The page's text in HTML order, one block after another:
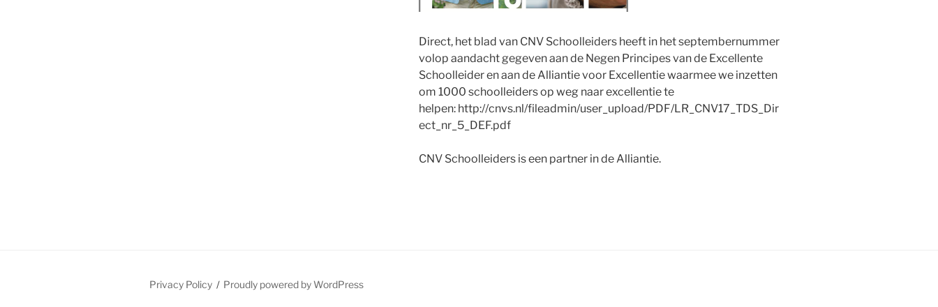
Direct, het blad van CNV Schoolleiders heeft in het septembernummer
volop aandacht gegeven aan de Negen Principes van de Excellente
Schoolleider en aan de Alliantie voor Excellentie waarmee we inzetten
om 1000 schoolleiders op weg naar excellentie te
helpen: http://cnvs.nl/fileadmin/user_upload/PDF/LR_CNV17_TDS_Dir
ect_nr_5_DEF.pdf
CNV Schoolleiders is een partner in de Alliantie.
Privacy Policy Proudly powered by WordPress